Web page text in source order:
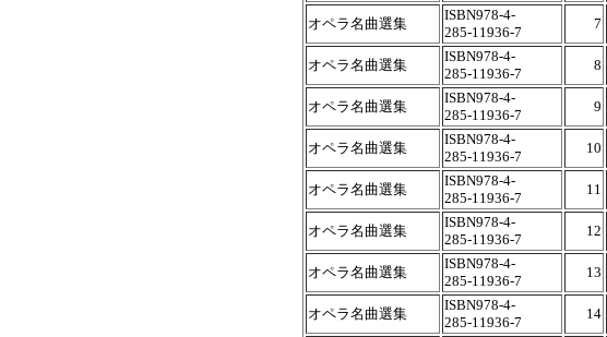
オペラ名曲選集
ISBN978-4-
285-11936-7
7
オペラ名曲選集
ISBN978-4-
285-11936-7
8
オペラ名曲選集
ISBN978-4-
285-11936-7
9
オペラ名曲選集
ISBN978-4-
285-11936-7
10
オペラ名曲選集
ISBN978-4-
285-11936-7
11
オペラ名曲選集
ISBN978-4-
285-11936-7
12
オペラ名曲選集
ISBN978-4-
285-11936-7
13
オペラ名曲選集
ISBN978-4-
285-11936-7
14